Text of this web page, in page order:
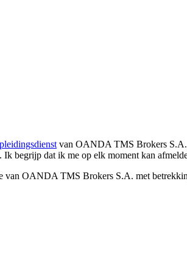
van OANDA TMS Brokers S.A.,
Ik begrijp dat ik me op elk moment kan
OANDA TMS Brokers S.A. met